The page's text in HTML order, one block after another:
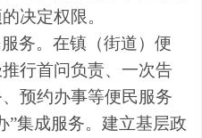
决定权限。
服务。在镇（街道）便
行首问负责、一次告
预约办事等便民服务
”集成服务。建立基层政